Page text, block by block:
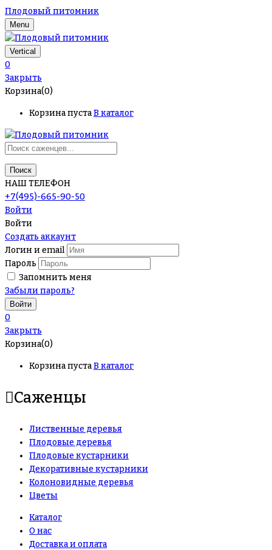
Плодовый питомник
Menu
Vertical
0
Закрыть
Корзина(0)
Корзина пустаВ каталог
Поиск
НАШ ТЕЛЕФОН
+7(495)-665-90-50
Войти
Войти
Создать аккаунт
Логин и email
Пароль
Запомнить меня
Забыли пароль?
0
Закрыть
Корзина(0)
Корзина пустаВ каталог
Саженцы
Лиственные деревья
Плодовые деревья
Плодовые кустарники
Декоративные кустарники
Колоновидные деревья
Цветы
Каталог
О нас
Доставка и оплата